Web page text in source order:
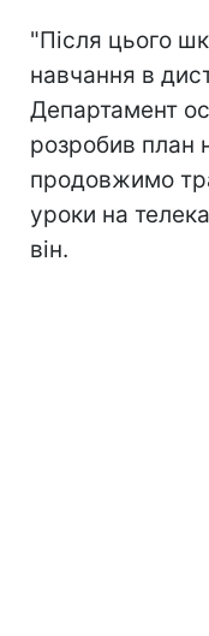
"Після цього
навчання в
Департамент
розробив план
продовжимо
уроки на
він.